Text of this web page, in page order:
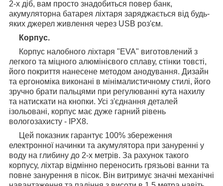
2-х діб, вам просто знадобиться повер банк,
акумуляторна батарея ліхтаря заряджається від будь-
яких джерел живлення через USB роз'єм.
Корпус.
Корпус налобного ліхтаря "EVA" виготовлений з
легкого та міцного алюмінієвого сплаву, стінки товсті,
його покриття нанесене методом анодування. Дизайн
та ергономіка виконані в мінімалистичному стилі, його
зручно брати пальцями при регулюванні кута нахилу
та натискати на кнопки. Усі з'єднання деталей
ізольовані, корпус має дуже гарний рівень
вологозахисту - IPX8.
Цей показник гарантує 100% збереження
електронної начинки та акумулятора при зануренні у
воду на глибину до 2-х метрів. За рахунок такого
корпусу, ліхтар відмінно переносить грязьові ванни та
повне занурення в пісок. Він витримує значні механічні